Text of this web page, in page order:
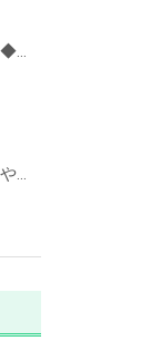
急な腰痛におすすめ◆大阪の出張整体
大阪の出張整体｜首や肩が辛い方におすすめの根治療法